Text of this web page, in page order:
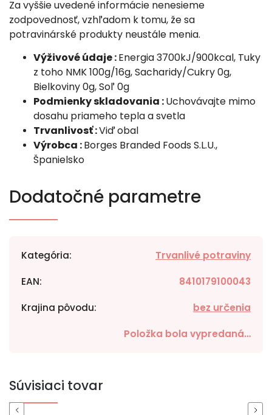
Za vyššie uvedené informácie nenesieme
zodpovednosť, vzhľadom k tomu, že sa
potravinárské produkty neustále menia.
Výživové údaje :Energia 3700kJ/900kcal, Tuky
z toho NMK 100g/16g, Sacharidy/Cukry 0g,
Bielkoviny 0g, Soľ 0g
Podmienky skladovania :Uchovávajte mimo
dosahu priameho tepla a svetla
Trvanlivosť :Viď obal
Výrobca :Borges Branded Foods S.L.U.,
Španielsko
Dodatočné parametre
Kategória: Trvanlivé potraviny
EAN: 8410179100043
Krajina pôvodu: bez určenia
Položka bola vypredaná…
Súvisiaci tovar
Previous Next